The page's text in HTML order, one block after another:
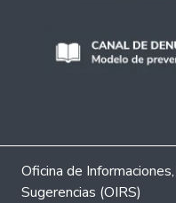
Oficina de
Sugerencias (OIRS)